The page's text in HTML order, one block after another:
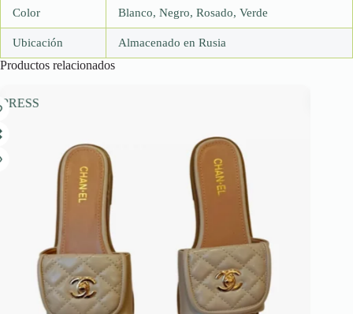
Color Blanco, Negro, Rosado, Verde
Ubicación Almacenado en Rusia
Productos relacionados